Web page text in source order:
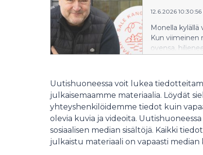
12.6.2026 10:30:56
Monella kylällä
Kun viimeinen
ovensa,
muuttamaan
perässä.
vietettävä
esiin kaupan
elinvoiman ja
kannalta. Myös
PeeÄssässä
Uutishuoneessa voit lukea
julkaisemaamme materiaalia. Löydät
yhteyshenkilöidemme tiedot kuin
olevia kuvia ja videoita.
sosiaalisen median sisältöjä. Kaikki
julkaistu materiaali on vapaasti median